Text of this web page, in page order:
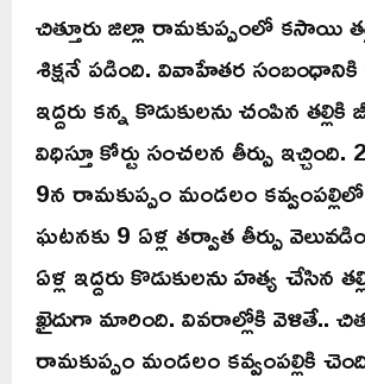
చిత్తూరు జిల్లా రామకుప్పంలో కసాయి
శిక్షనే పడింది. వివాహేతర సంబంధానికి
ఇద్దరు కన్న కొడుకులను చంపిన తల్లికి
విధిస్తూ కోర్టు సంచలన తీర్పు ఇచ్చింది.
9న రామకుప్పం మండలం
ఘటనకు 9 ఏళ్ల తర్వాత తీర్పు
ఏళ్ల ఇద్దరు కొడుకులను హత్య చేసిన
ఖైదుగా మారింది. వివరాల్లోకి వెళితే..
రామకుప్పం మండలం కవ్వంపల్లికి